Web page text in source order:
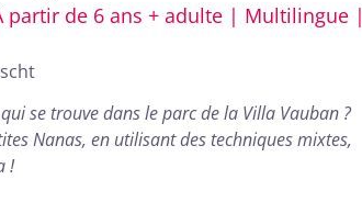
partir de 6 ans + adulte | Multilingue |
se trouve dans le parc de la Villa Vauban ?
Nanas, en utilisant des techniques mixtes,
!